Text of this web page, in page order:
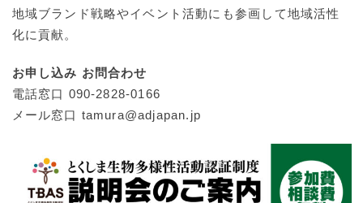
地域ブランド戦略やイベント活動にも参画して地域活性
化に貢献。
お申し込み お問合わせ
電話窓口 090-2828-0166
メール窓口 tamura@adjapan.jp